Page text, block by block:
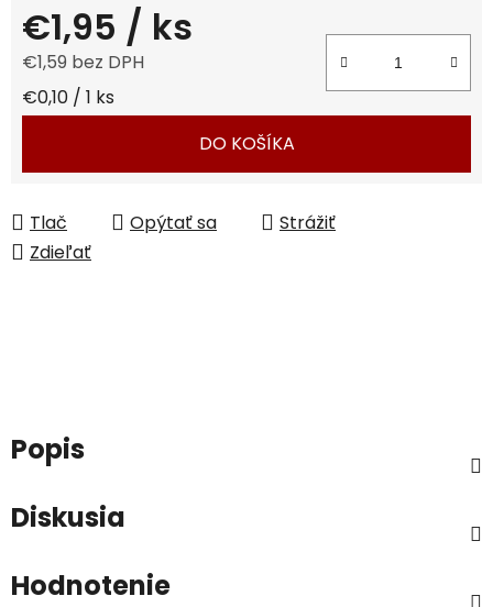
€1,95 / ks
€1,59 bez DPH
Jednotková cena:
€0,10 / 1 ks
DO KOŠÍKA
Tlač Opýtať sa
Strážiť
Zdieľať
Popis
Diskusia
Hodnotenie